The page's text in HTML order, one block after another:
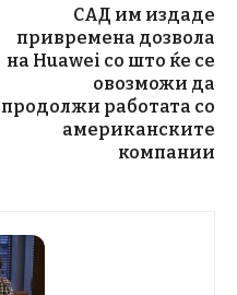
САД им издаде
привремена дозвола
на Huawei со што ќе се
овозможи да
продолжи работата со
американските
компании